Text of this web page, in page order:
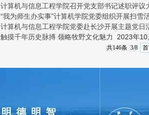
计算机与信息工程学院召开党支部书记述职评议
“我为师生办实事”计算机学院党委组织开展扫雪
计算机与信息工程学院党委赴长沙开展主题党日
触摸千年历史脉搏 领略牧野文化魅力 2023年10
共146条 3/8
明德明智